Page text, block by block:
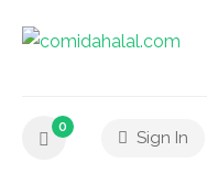
0
Sign In